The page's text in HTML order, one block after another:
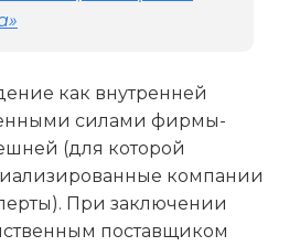
как внутренней
силами фирмы-
(для которой
компании
При заключении
поставщиком